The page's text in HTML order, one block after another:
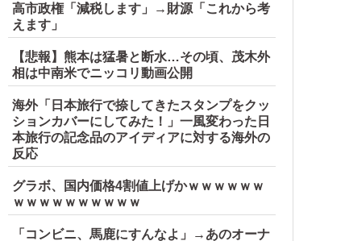
高市政権「減税します」→財源「これから考
えます」
【悲報】熊本は猛暑と断水…その頃、茂木外
相は中南米でニッコリ動画公開
海外「日本旅行で捺してきたスタンプをクッ
ションカバーにしてみた！」一風変わった日
本旅行の記念品のアイディアに対する海外の
反応
グラボ、国内価格4割値上げかｗｗｗｗｗｗ
ｗｗｗｗｗｗｗｗｗｗ
「コンビニ、馬鹿にすんなよ」→あのオーナ